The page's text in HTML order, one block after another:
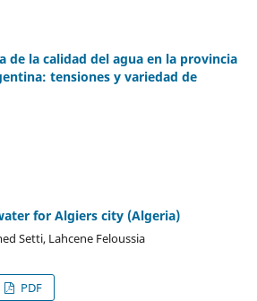
de la calidad del agua en la provincia
tensiones y variedad de
for Algiers city (Algeria)
Setti, Lahcene Feloussia
PDF